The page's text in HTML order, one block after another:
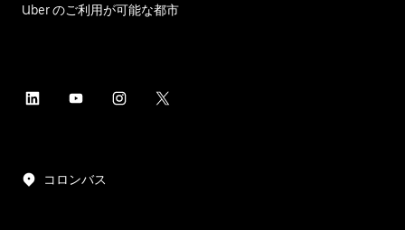
Uber のご利用が可能な都市
コロンバス